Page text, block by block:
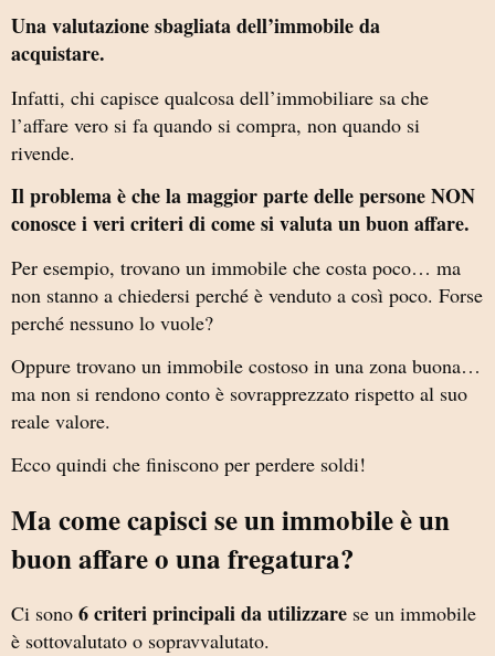
Una valutazione sbagliata dell’immobile da
acquistare.
Infatti, chi capisce qualcosa dell’immobiliare sa che
l’affare vero si fa quando si compra, non quando si
rivende.
Il problema è che la maggior parte delle persone NON
conosce i veri criteri di come si valuta un buon affare.
Per esempio, trovano un immobile che costa poco… ma
non stanno a chiedersi perché è venduto a così poco. Forse
perché nessuno lo vuole?
Oppure trovano un immobile costoso in una zona buona…
ma non si rendono conto è sovrapprezzato rispetto al suo
reale valore.
Ecco quindi che finiscono per perdere soldi!
Ma come capisci se un immobile è un
buon affare o una fregatura?
Ci sono 6 criteri principali da utilizzare se un immobile
è sottovalutato o sopravvalutato.